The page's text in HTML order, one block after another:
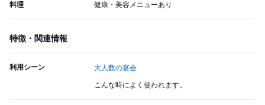
料理 健康・美容メニューあり
特徴・関連情報
利用シーン 大人数の宴会
こんな時によく使われます。